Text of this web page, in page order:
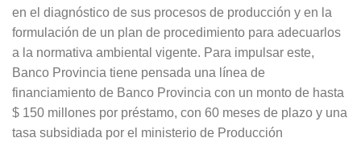
en el diagnóstico de sus procesos de producción y en la
formulación de un plan de procedimiento para adecuarlos
a la normativa ambiental vigente. Para impulsar este,
Banco Provincia tiene pensada una línea de
financiamiento de Banco Provincia con un monto de hasta
$ 150 millones por préstamo, con 60 meses de plazo y una
tasa subsidiada por el ministerio de Producción